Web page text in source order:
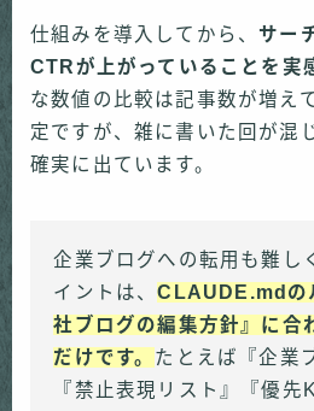
仕組みを導入してから、 サー
CTRが上がっていることを実
な数値の比較は記事数が増え
定ですが、雑に書いた回が混
確実に出ています。
企業ブログへの転用も難し
イントは、CLAUDE.mdの
社ブログの編集方針』に合
だけです。 たとえば『企業
『禁止表現リスト』『優先